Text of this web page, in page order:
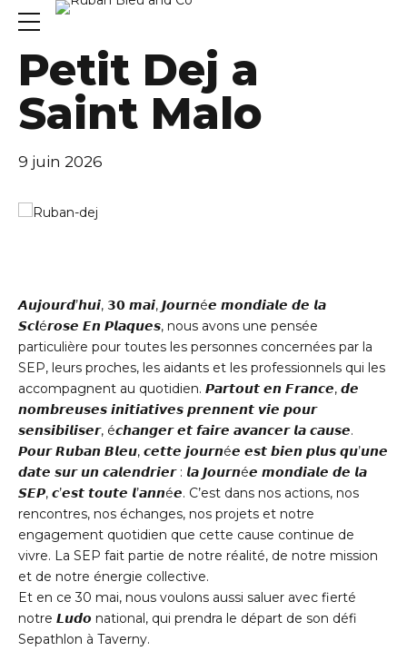
ÉVÉNEMENTS
Petit Dej a
Saint Malo
9 juin 2026
𝘼𝙪𝙟𝙤𝙪𝙧𝙙’𝙝𝙪𝙞, 𝟯𝟬 𝙢𝙖𝙞, 𝙅𝙤𝙪𝙧𝙣é𝙚 𝙢𝙤𝙣𝙙𝙞𝙖𝙡𝙚 𝙙𝙚 𝙡𝙖
𝙎𝙘𝙡é𝙧𝙤𝙨𝙚 𝙀𝙣 𝙋𝙡𝙖𝙦𝙪𝙚𝙨, nous avons une pensée
particulière pour toutes les personnes concernées par la
SEP, leurs proches, les aidants et les professionnels qui les
accompagnent au quotidien. 𝙋𝙖𝙧𝙩𝙤𝙪𝙩 𝙚𝙣 𝙁𝙧𝙖𝙣𝙘𝙚, 𝙙𝙚
𝙣𝙤𝙢𝙗𝙧𝙚𝙪𝙨𝙚𝙨 𝙞𝙣𝙞𝙩𝙞𝙖𝙩𝙞𝙫𝙚𝙨 𝙥𝙧𝙚𝙣𝙣𝙚𝙣𝙩 𝙫𝙞𝙚 𝙥𝙤𝙪𝙧
𝙨𝙚𝙣𝙨𝙞𝙗𝙞𝙡𝙞𝙨𝙚𝙧, é𝙘𝙝𝙖𝙣𝙜𝙚𝙧 𝙚𝙩 𝙛𝙖𝙞𝙧𝙚 𝙖𝙫𝙖𝙣𝙘𝙚𝙧 𝙡𝙖 𝙘𝙖𝙪𝙨𝙚.
𝙋𝙤𝙪𝙧 𝙍𝙪𝙗𝙖𝙣 𝘽𝙡𝙚𝙪, 𝙘𝙚𝙩𝙩𝙚 𝙟𝙤𝙪𝙧𝙣é𝙚 𝙚𝙨𝙩 𝙗𝙞𝙚𝙣 𝙥𝙡𝙪𝙨 𝙦𝙪’𝙪𝙣𝙚
𝙙𝙖𝙩𝙚 𝙨𝙪𝙧 𝙪𝙣 𝙘𝙖𝙡𝙚𝙣𝙙𝙧𝙞𝙚𝙧 : 𝙡𝙖 𝙅𝙤𝙪𝙧𝙣é𝙚 𝙢𝙤𝙣𝙙𝙞𝙖𝙡𝙚 𝙙𝙚 𝙡𝙖
𝙎𝙀𝙋, 𝙘’𝙚𝙨𝙩 𝙩𝙤𝙪𝙩𝙚 𝙡’𝙖𝙣𝙣é𝙚. C’est dans nos actions, nos
rencontres, nos échanges, nos projets et notre
engagement quotidien que cette cause continue de
vivre. La SEP fait partie de notre réalité, de notre mission
et de notre énergie collective.
Et en ce 30 mai, nous voulons aussi saluer avec fierté
notre 𝙇𝙪𝙙𝙤 national, qui prendra le départ de son défi
Sepathlon à Taverny.